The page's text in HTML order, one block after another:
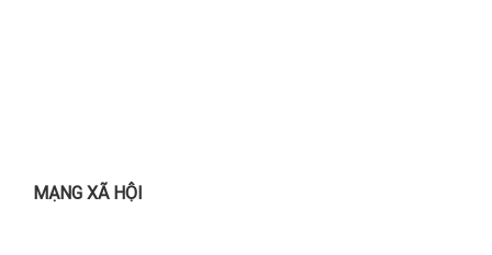
MẠNG XÃ HỘI